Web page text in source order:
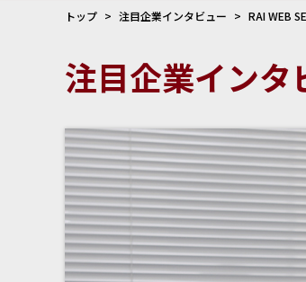
トップ 注目企業インタビュー RAI WEB
注目企業インタ